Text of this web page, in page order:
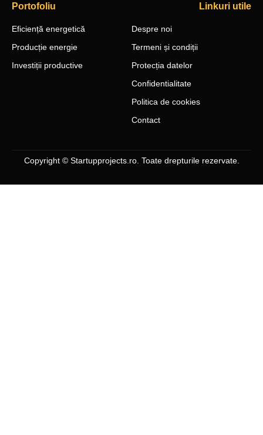
Portofoliu
Eficiență energetică
Producție energie
Investiții productive
Linkuri utile
Despre noi
Termeni și condiții
Protecția datelor
Confidentialitate
Politica de cookies
Contact
Copyright © Startupprojects.ro. Toate drepturile rezervate.